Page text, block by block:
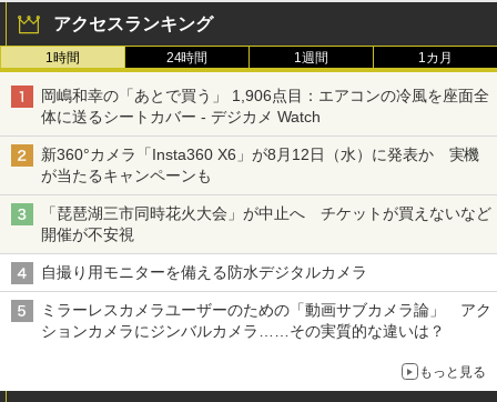
アクセスランキング
1時間 24時間 1週間 1カ月
岡嶋和幸の「あとで買う」 1,906点目：エアコンの冷風を座面全
体に送るシートカバー - デジカメ Watch
新360°カメラ「Insta360 X6」が8月12日（水）に発表か 実機
が当たるキャンペーンも
「琵琶湖三市同時花火大会」が中止へ チケットが買えないなど
開催が不安視
自撮り用モニターを備える防水デジタルカメラ
ミラーレスカメラユーザーのための「動画サブカメラ論」 アク
ションカメラにジンバルカメラ……その実質的な違いは？
もっと見る